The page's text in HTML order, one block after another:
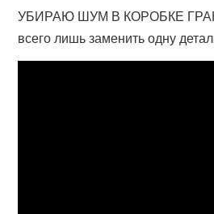
УБИРАЮ ШУМ В КОРОБКЕ
всего лишь заменить одну